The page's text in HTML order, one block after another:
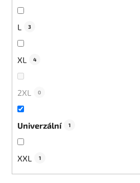
L 3
XL 4
2XL 0
Univerzální 1
XXL 1